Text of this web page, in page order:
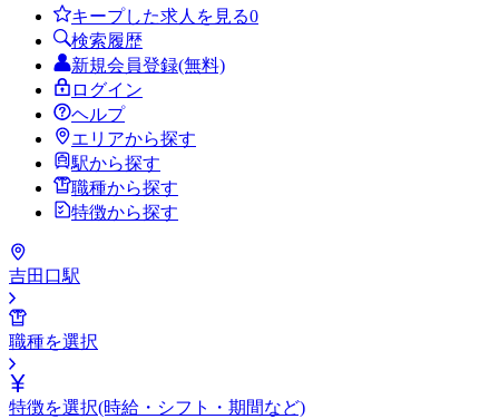
キープした求人を見る0
検索履歴
新規会員登録(無料)
ログイン
ヘルプ
エリアから探す
駅から探す
職種から探す
特徴から探す
吉田口駅
職種を選択
特徴を選択(時給・シフト・期間など)